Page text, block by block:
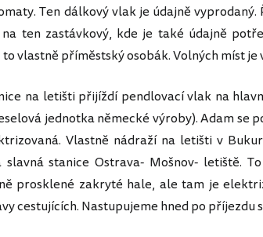
Ten dálkový vlak je údajně vyprodaný.
ten zastávkový, kde je také údajně
vlastně příměstský osobák. Volných míst je
na letišti přijíždí pendlovací vlak na
jednotka německé výroby). Adam se
Vlastně nádraží na letišti v
slavná stanice Ostrava- Mošnov- letiště.
prosklené zakryté hale, ale tam je
cestujících. Nastupujeme hned po příjezdu